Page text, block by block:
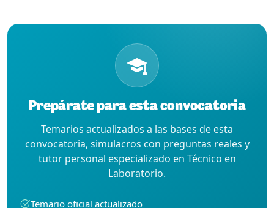
Prepárate para esta convocatoria
Temarios actualizados a las bases de esta
convocatoria, simulacros con preguntas reales y
tutor personal especializado en Técnico en
Laboratorio.
Temario oficial actualizado